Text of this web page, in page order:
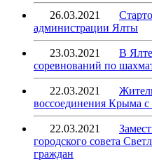
26.03.2021
администрации Ялты
23.03.2021
В
соревнований по
22.03.2021
воссоединения Крыма с
22.03.2021
городского совета
граждан